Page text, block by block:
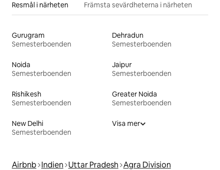
Resmål i närheten Främsta sevärdheterna i närheten
Gurugram
Semesterboenden
Dehradun
Semesterboenden
Noida
Semesterboenden
Jaipur
Semesterboenden
Rishikesh
Semesterboenden
Greater Noida
Semesterboenden
New Delhi
Semesterboenden
Visa mer
Airbnb Indien Uttar Pradesh Agra Division